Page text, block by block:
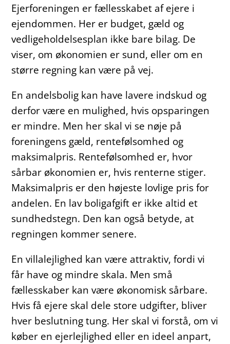
Ejerforeningen er fællesskabet af ejere i
ejendommen. Her er budget, gæld og
vedligeholdelsesplan ikke bare bilag. De
viser, om økonomien er sund, eller om en
større regning kan være på vej.
En andelsbolig kan have lavere indskud og
derfor være en mulighed, hvis opsparingen
er mindre. Men her skal vi se nøje på
foreningens gæld, rentefølsomhed og
maksimalpris. Rentefølsomhed er, hvor
sårbar økonomien er, hvis renterne stiger.
Maksimalpris er den højeste lovlige pris for
andelen. En lav boligafgift er ikke altid et
sundhedstegn. Den kan også betyde, at
regningen kommer senere.
En villalejlighed kan være attraktiv, fordi vi
får have og mindre skala. Men små
fællesskaber kan være økonomisk sårbare.
Hvis få ejere skal dele store udgifter, bliver
hver beslutning tung. Her skal vi forstå, om vi
køber en ejerlejlighed eller en ideel anpart,